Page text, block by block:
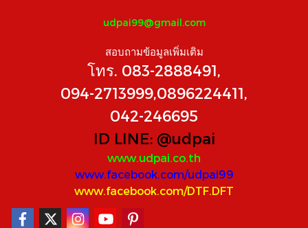
udpai99@gmail.com
สอบถามข้อมูลเพิ่มเติม
โทร. 083-2888491,
094-2713999,0896224411,
042-246695
ID LINE: @udpai
www.udpai.co.th
www.facebook.com/udpai99
www.facebook.com/DTF.DFT